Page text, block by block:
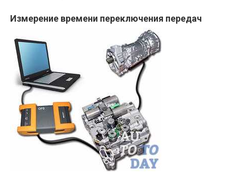
Измерение времени переключения передач